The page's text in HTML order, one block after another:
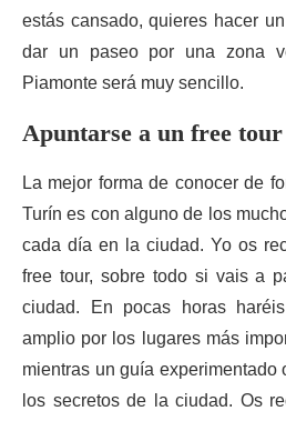
estás cansado, quieres hacer
dar un paseo por una zona
Piamonte será muy sencillo.
Apuntarse a un free tour
La mejor forma de conocer de
Turín es con alguno de los
cada día en la ciudad. Yo os
free tour, sobre todo si vais a
ciudad. En pocas horas
amplio por los lugares más
mientras un guía experimentado
los secretos de la ciudad. Os